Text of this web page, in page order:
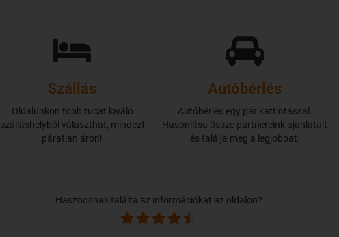
Szállás
Oldalunkon több tucat kiváló
szálláshelyből választhat, mindezt
páratlan áron!
Autóbérlés
Autóbérlés egy pár kattintással.
Hasonlítsa össze partnereink ajánlatait
és találja meg a legjobbat.
Hasznosnak találta az információkat az oldalon?